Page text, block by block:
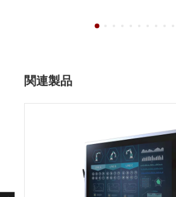
関連製品